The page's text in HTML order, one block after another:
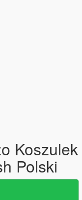
Koszulek
Polski